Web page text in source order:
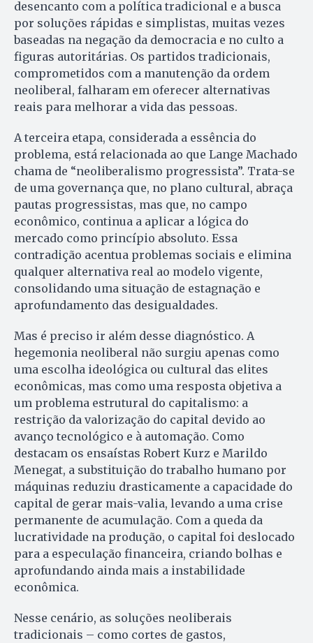
desencanto com a política tradicional e a busca
por soluções rápidas e simplistas, muitas vezes
baseadas na negação da democracia e no culto a
figuras autoritárias. Os partidos tradicionais,
comprometidos com a manutenção da ordem
neoliberal, falharam em oferecer alternativas
reais para melhorar a vida das pessoas.
A terceira etapa, considerada a essência do
problema, está relacionada ao que Lange Machado
chama de “neoliberalismo progressista”. Trata-se
de uma governança que, no plano cultural, abraça
pautas progressistas, mas que, no campo
econômico, continua a aplicar a lógica do
mercado como princípio absoluto. Essa
contradição acentua problemas sociais e elimina
qualquer alternativa real ao modelo vigente,
consolidando uma situação de estagnação e
aprofundamento das desigualdades.
Mas é preciso ir além desse diagnóstico. A
hegemonia neoliberal não surgiu apenas como
uma escolha ideológica ou cultural das elites
econômicas, mas como uma resposta objetiva a
um problema estrutural do capitalismo: a
restrição da valorização do capital devido ao
avanço tecnológico e à automação. Como
destacam os ensaístas Robert Kurz e Marildo
Menegat, a substituição do trabalho humano por
máquinas reduziu drasticamente a capacidade do
capital de gerar mais-valia, levando a uma crise
permanente de acumulação. Com a queda da
lucratividade na produção, o capital foi deslocado
para a especulação financeira, criando bolhas e
aprofundando ainda mais a instabilidade
econômica.
Nesse cenário, as soluções neoliberais
tradicionais – como cortes de gastos,